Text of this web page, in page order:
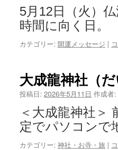
ツ
へ
ス
ッ
5月12日（火）
時間に向く日
カテゴリー: 開運メッセージ |
大成龍神社（
投稿日: 2026年5月11日 作成者:
＜大成龍神社＞
定でパソコン
カテゴリー: 神社・お寺・旅 |